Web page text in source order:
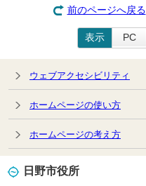
前のページへ戻る
表示 PC
ウェブアクセシビリティ
ホームページの使い方
ホームページの考え方
日野市役所